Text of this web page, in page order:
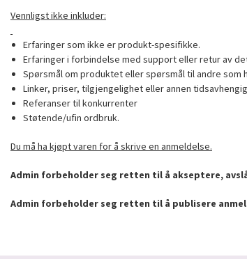
Vennligst ikke inkluder:
Erfaringer som ikke er produkt-spesifikke.
Erfaringer i forbindelse med support eller retur av
Spørsmål om produktet eller spørsmål til andre
Linker, priser, tilgjengelighet eller annen
Referanser til konkurrenter
Støtende/ufin ordbruk.
Du må ha kjøpt varen for å skrive en anmeldelse.
Admin forbeholder seg retten til å akseptere,
Admin forbeholder seg retten til å publisere